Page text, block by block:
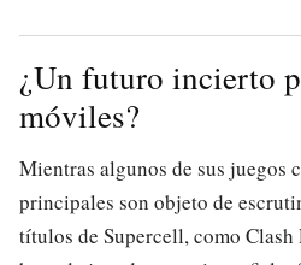
¿Un futuro incierto
móviles?
Mientras algunos de sus juegos
principales son objeto de
títulos de Supercell, como Clash